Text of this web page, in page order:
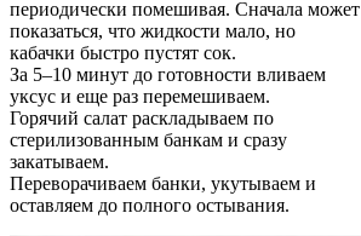
периодически помешивая. Сначала может
показаться, что жидкости мало, но
кабачки быстро пустят сок.
За 5–10 минут до готовности вливаем
уксус и еще раз перемешиваем.
Горячий салат раскладываем по
стерилизованным банкам и сразу
закатываем.
Переворачиваем банки, укутываем и
оставляем до полного остывания.